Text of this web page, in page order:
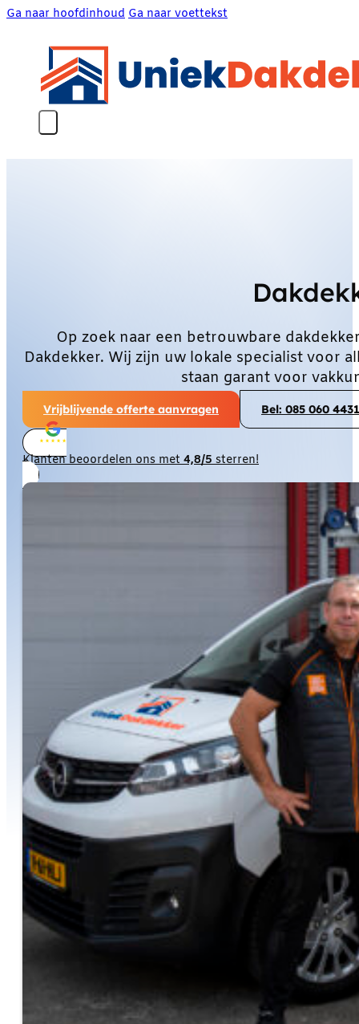
Ga naar hoofdinhoud Ga naar voettekst
Op zoek naar een betrouwbare
Dakdekker. Wij zijn uw lokale specialist voor
staan garant voor
Vrijblijvende offerte aanvragen Bel: 085 060 4431
Klanten beoordelen ons met4,8/5sterren!